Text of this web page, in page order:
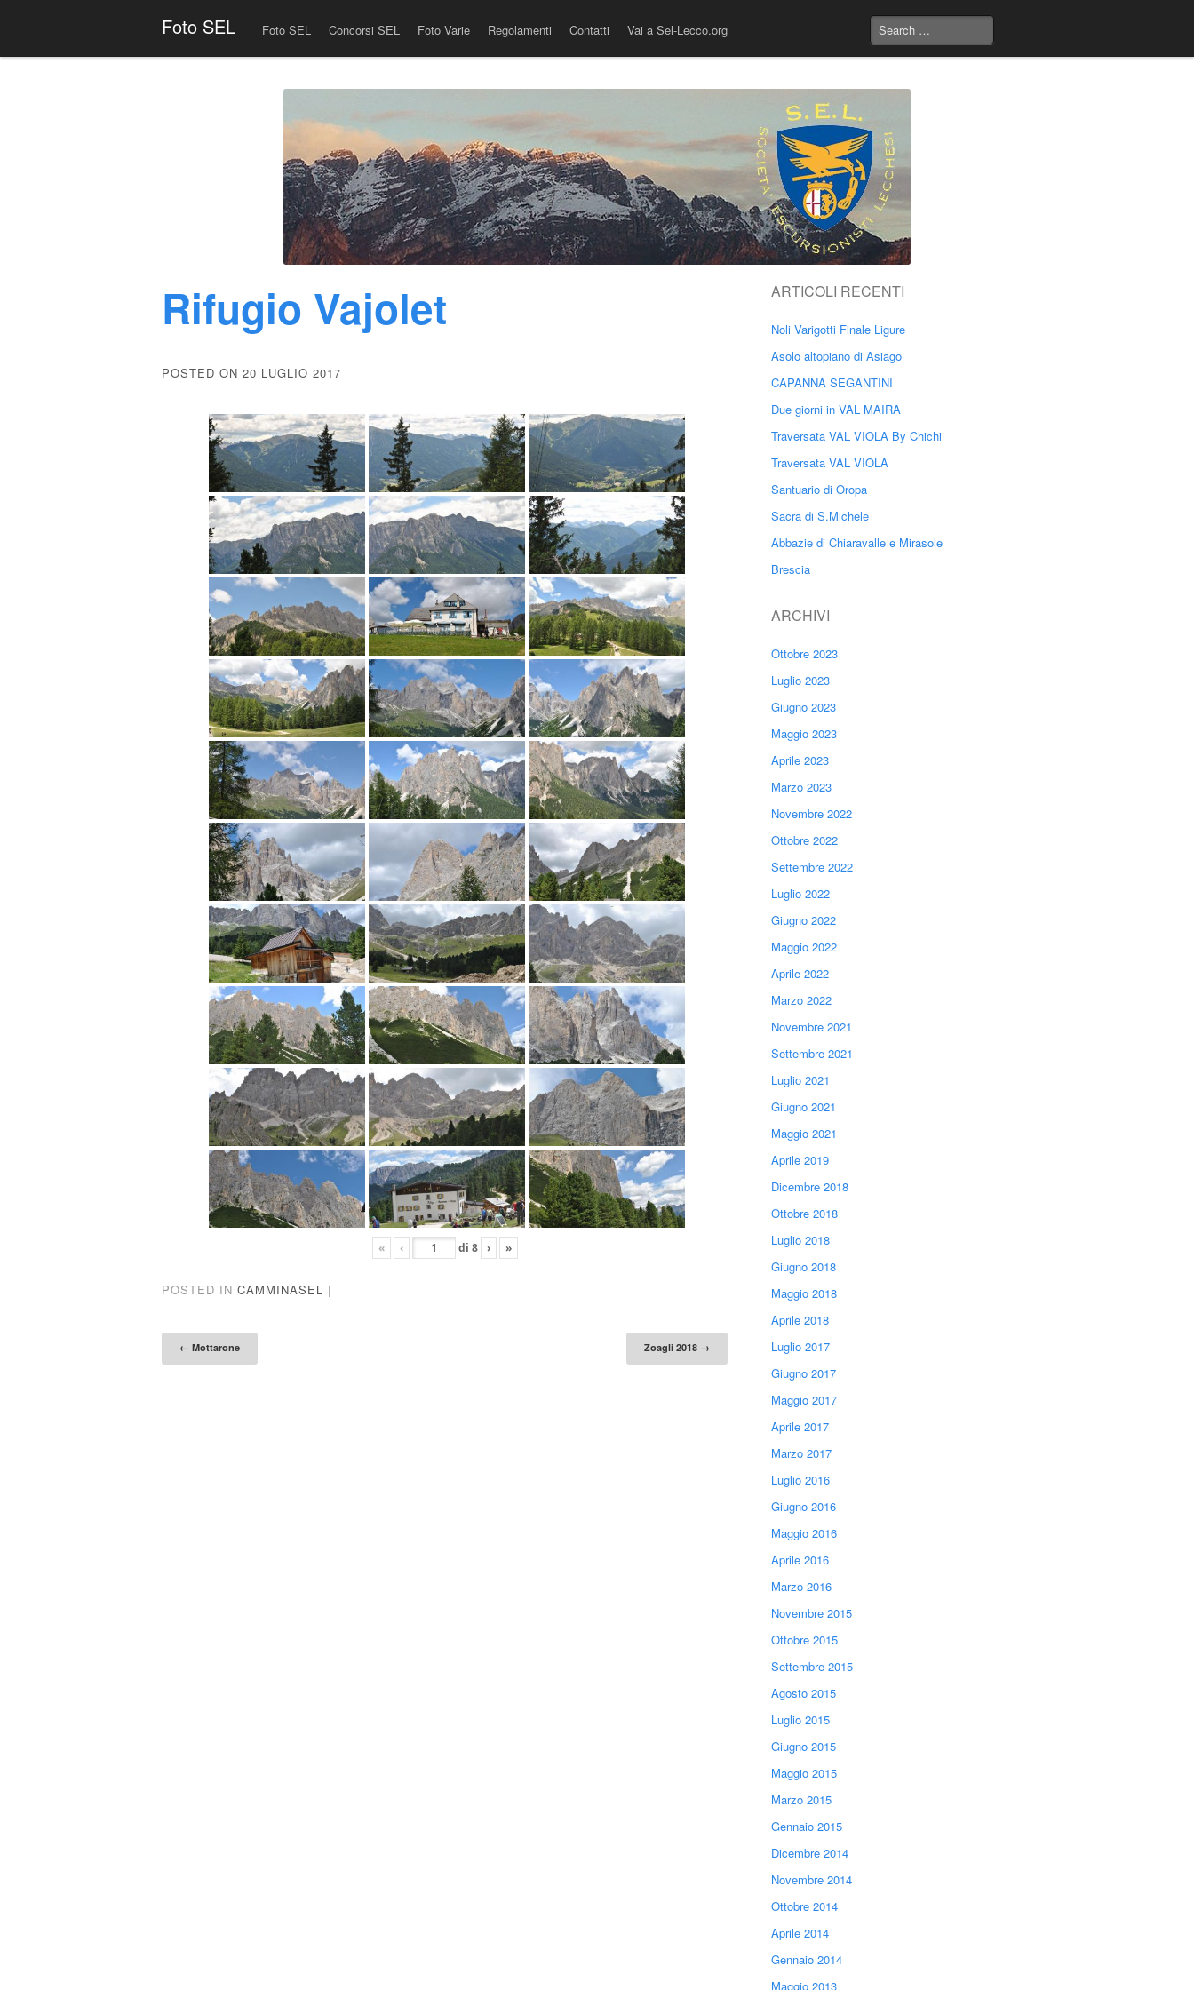
Foto SEL Menu
Foto SEL Concorsi SEL Foto Varie Regolamenti Contatti Vai a Sel-Lecco.org
Rifugio Vajolet
POSTED ON 20 LUGLIO 2017
« ‹ di 8 › »
POSTED IN CAMMINASEL |
Post navigation
← Mottarone Zoagli 2018 →
ARTICOLI RECENTI
Noli Varigotti Finale Ligure
Asolo altopiano di Asiago
CAPANNA SEGANTINI
Due giorni in VAL MAIRA
Traversata VAL VIOLA By Chichi
Traversata VAL VIOLA
Santuario di Oropa
Sacra di S.Michele
Abbazie di Chiaravalle e Mirasole
Brescia
ARCHIVI
Ottobre 2023
Luglio 2023
Giugno 2023
Maggio 2023
Aprile 2023
Marzo 2023
Novembre 2022
Ottobre 2022
Settembre 2022
Luglio 2022
Giugno 2022
Maggio 2022
Aprile 2022
Marzo 2022
Novembre 2021
Settembre 2021
Luglio 2021
Giugno 2021
Maggio 2021
Aprile 2019
Dicembre 2018
Ottobre 2018
Luglio 2018
Giugno 2018
Maggio 2018
Aprile 2018
Luglio 2017
Giugno 2017
Maggio 2017
Aprile 2017
Marzo 2017
Luglio 2016
Giugno 2016
Maggio 2016
Aprile 2016
Marzo 2016
Novembre 2015
Ottobre 2015
Settembre 2015
Agosto 2015
Luglio 2015
Giugno 2015
Maggio 2015
Marzo 2015
Gennaio 2015
Dicembre 2014
Novembre 2014
Ottobre 2014
Aprile 2014
Gennaio 2014
Maggio 2013